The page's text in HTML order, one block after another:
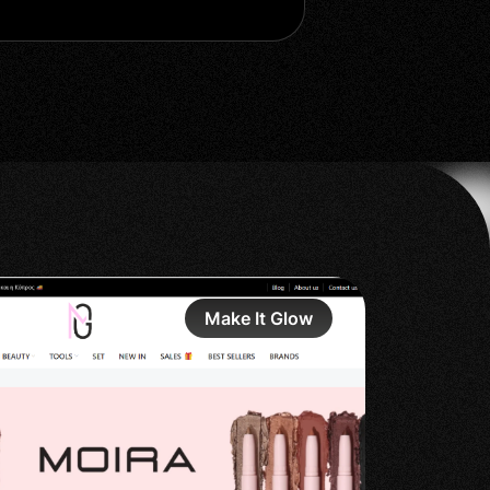
BLack Friday Deal
Για επιχειρήσεις με απαιτήσεις,
λειτουργίες και ανάπτυξη.
Πάρτε Προσφορά
Make It Glow